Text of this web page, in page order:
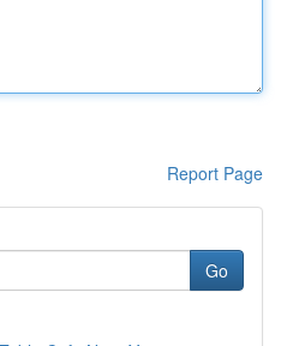
Report Page
Go